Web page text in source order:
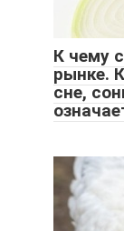
К чему
рынке.
сне,